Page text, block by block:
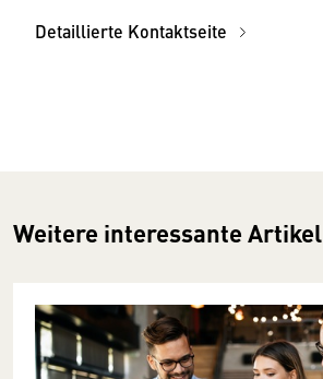
Detaillierte Kontaktseite
Weitere interessante Artikel